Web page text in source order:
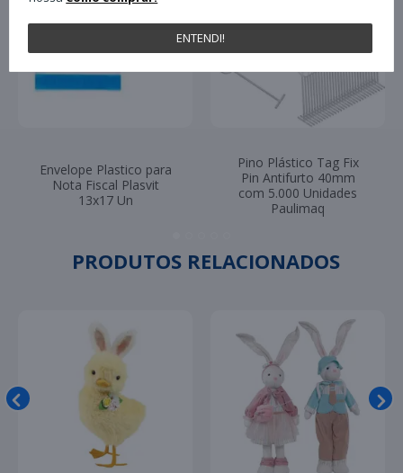
Envelope Plastico para
Nota Fiscal Plasvit
13x17 Un
Pino Plástico Tag Fix
Pin Antifurto 40mm
com 5.000 Unidades
Paulimaq
PRODUTOS RELACIONADOS
Enfeite de Páscoa Porta Vela
Rosa com Laço 9cm Cromus
ENTENDI!